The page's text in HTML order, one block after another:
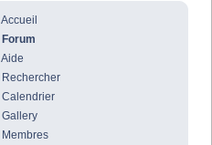
Accueil
Forum
Aide
Rechercher
Calendrier
Gallery
Membres